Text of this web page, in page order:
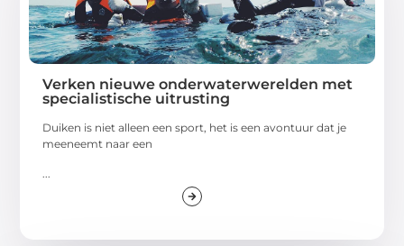
Verken nieuwe onderwaterwerelden met
specialistische uitrusting
Duiken is niet alleen een sport, het is een avontuur dat je
meeneemt naar een